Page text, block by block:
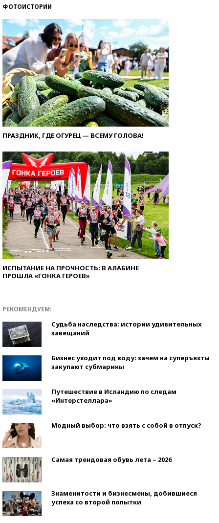
ФОТОИСТОРИИ
ПРАЗДНИК, ГДЕ ОГУРЕЦ — ВСЕМУ ГОЛОВА!
ИСПЫТАНИЕ НА ПРОЧНОСТЬ: В АЛАБИНЕ
ПРОШЛА «ГОНКА ГЕРОЕВ»
РЕКОМЕНДУЕМ:
Судьба наследства: истории удивительных
завещаний
Бизнес уходит под воду: зачем на суперъяхты
закупают субмарины
Путешествие в Исландию по следам
«Интерстеллара»
Модный выбор: что взять с собой в отпуск?
Самая трендовая обувь лета – 2026
Знаменитости и бизнесмены, добившиеся
успеха со второй попытки